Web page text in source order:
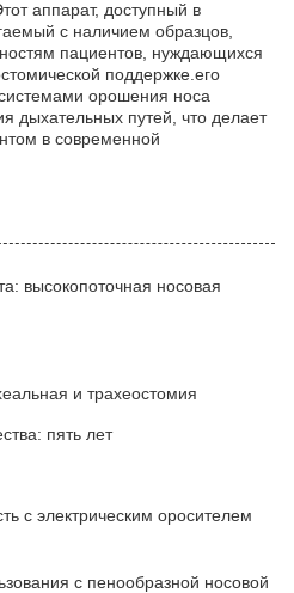
аппарат, доступный в
с наличием образцов,
пациентов, нуждающихся
поддержке.его
орошения носа
дыхательных путей, что делает
в современной
высокопоточная носовая
и трахеостомия
пять лет
с электрическим оросителем
с пенообразной носовой